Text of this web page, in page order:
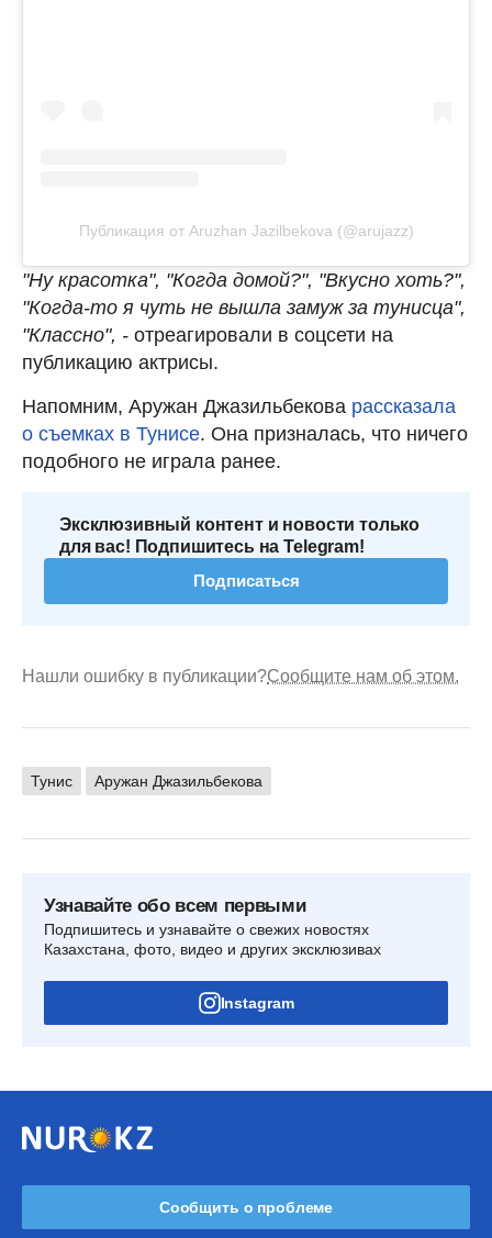
Публикация от Aruzhan Jazilbekova (@arujazz)
"Ну красотка", "Когда домой?", "Вкусно хоть?",
"Когда-то я чуть не вышла замуж за тунисца",
"Классно", - отреагировали в соцсети на
публикацию актрисы.
Напомним, Аружан Джазильбекова рассказала
о съемках в Тунисе. Она призналась, что ничего
подобного не играла ранее.
Эксклюзивный контент и новости только
для вас! Подпишитесь на Telegram!
Подписаться
Нашли ошибку в публикации?Сообщите нам об этом.
Тунис Аружан Джазильбекова
Узнавайте обо всем первыми
Подпишитесь и узнавайте о свежих новостях
Казахстана, фото, видео и других эксклюзивах
Instagram
Сообщить о проблеме